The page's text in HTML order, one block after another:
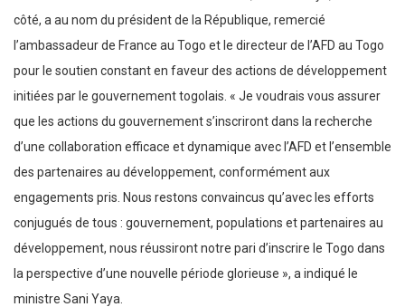
côté, a au nom du président de la République, remercié
l’ambassadeur de France au Togo et le directeur de l’AFD au Togo
pour le soutien constant en faveur des actions de développement
initiées par le gouvernement togolais. « Je voudrais vous assurer
que les actions du gouvernement s’inscriront dans la recherche
d’une collaboration efficace et dynamique avec l’AFD et l’ensemble
des partenaires au développement, conformément aux
engagements pris. Nous restons convaincus qu’avec les efforts
conjugués de tous : gouvernement, populations et partenaires au
développement, nous réussiront notre pari d’inscrire le Togo dans
la perspective d’une nouvelle période glorieuse », a indiqué le
ministre Sani Yaya.